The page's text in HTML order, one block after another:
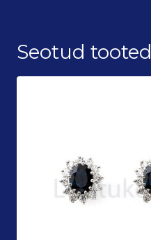
Seotud tooted